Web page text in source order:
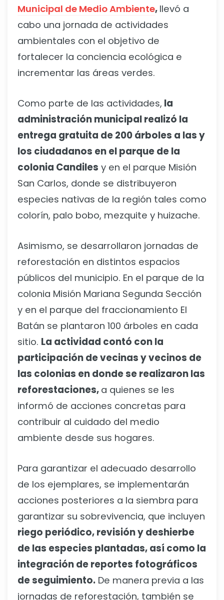
Municipal de Medio Ambiente, llevó a
cabo una jornada de actividades
ambientales con el objetivo de
fortalecer la conciencia ecológica e
incrementar las áreas verdes.
Como parte de las actividades, la
administración municipal realizó la
entrega gratuita de 200 árboles a las y
los ciudadanos en el parque de la
colonia Candiles y en el parque Misión
San Carlos, donde se distribuyeron
especies nativas de la región tales como
colorín, palo bobo, mezquite y huizache.
Asimismo, se desarrollaron jornadas de
reforestación en distintos espacios
públicos del municipio. En el parque de la
colonia Misión Mariana Segunda Sección
y en el parque del fraccionamiento El
Batán se plantaron 100 árboles en cada
sitio. La actividad contó con la
participación de vecinas y vecinos de
las colonias en donde se realizaron las
reforestaciones, a quienes se les
informó de acciones concretas para
contribuir al cuidado del medio
ambiente desde sus hogares.
Para garantizar el adecuado desarrollo
de los ejemplares, se implementarán
acciones posteriores a la siembra para
garantizar su sobrevivencia, que incluyen
riego periódico, revisión y deshierbe
de las especies plantadas, así como la
integración de reportes fotográficos
de seguimiento. De manera previa a las
jornadas de reforestación, también se